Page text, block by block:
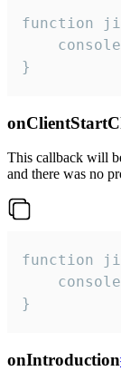
function
}
This callback will
and there was no
function
}
onIntroduction